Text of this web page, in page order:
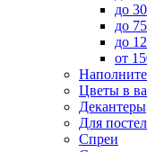
до
до
до
от
Цветы в
Декантеры
Для
Спреи